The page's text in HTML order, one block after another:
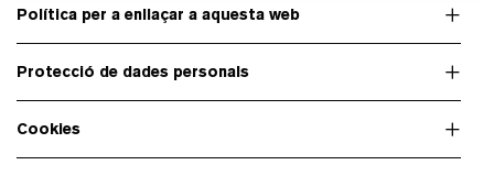
Política per a enllaçar a aquesta web
Protecció de dades personals
Cookies